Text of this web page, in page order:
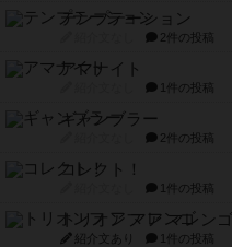
テンプテーション
2件の投稿
アマナイト
1件の投稿
ギャンブラー
2件の投稿
コレクト！
1件の投稿
トリオンフ ア マレンゴ
紹介文あり 1件の投稿